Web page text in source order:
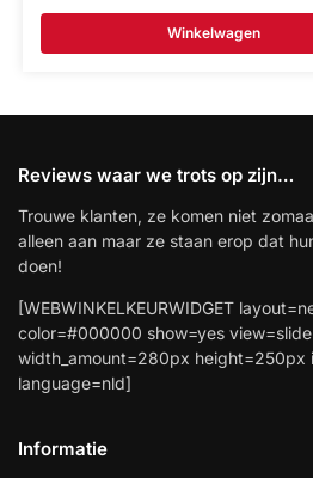
Winkelwagen
Reviews waar we trots op zijn…
Trouwe klanten, ze komen niet
alleen aan maar ze staan erop dat
doen!
[WEBWINKELKEURWIDGET
color=#000000 show=yes
width_amount=280px height=250px
language=nld]
Informatie